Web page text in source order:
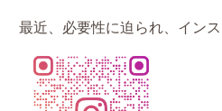
最近、必要性に迫られ、インス